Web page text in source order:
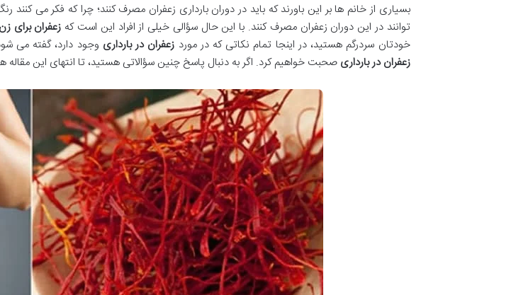
بسیاری از خانم ها بر این باورند که باید در دوران بارداری زعفران مصرف کنند؛ چرا که فکر می
توانند در این دوران زعفران مصرف کنند. با این حال سؤالی خیلی از افراد این است که زعفران برای زن
خودتان سردرگم هستید، در اینجا تمام نکاتی که در مورد زعفران در بارداری وجود دارد، گفته می
زعفران در بارداری صحبت خواهیم کرد. اگر به دنبال پاسخ چنین سؤالاتی هستید، تا انتهای این مقاله